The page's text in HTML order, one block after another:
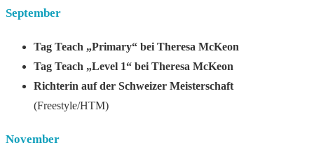
September
Tag Teach „Primary“ bei Theresa McKeon
Tag Teach „Level 1“ bei Theresa McKeon
Richterin auf der Schweizer Meisterschaft
(Freestyle/HTM)
November